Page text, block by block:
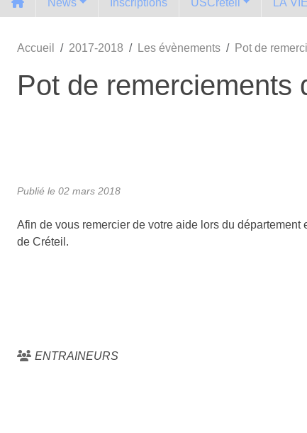
Accueil 2017-2018 Les évènements Pot de
Pot de remerciements
Publié le 02 mars 2018
Afin de vous remercier de votre aide lors du
de Créteil.
ENTRAINEURS